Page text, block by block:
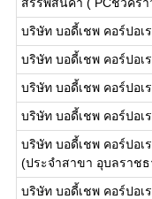
บริษัท บอดี้เชพ คอร์ปอเ
บริษัท บอดี้เชพ คอร์ปอเ
บริษัท บอดี้เชพ คอร์ปอเ
บริษัท บอดี้เชพ คอร์ปอเ
บริษัท บอดี้เชพ คอร์ปอเ
(ประจำสาขา อุบลราช
บริษัท บอดี้เชพ คอร์ปอเ